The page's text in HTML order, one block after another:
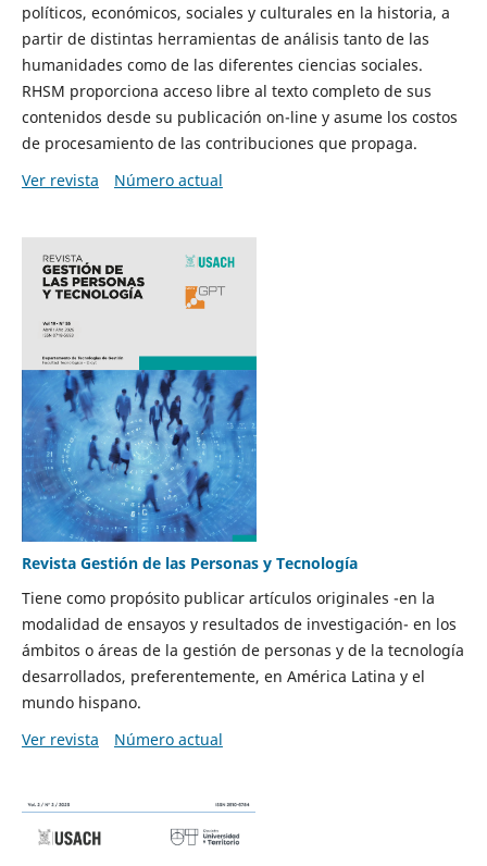
políticos, económicos, sociales y culturales en la historia, a
partir de distintas herramientas de análisis tanto de las
humanidades como de las diferentes ciencias sociales.
RHSM proporciona acceso libre al texto completo de sus
contenidos desde su publicación on-line y asume los costos
de procesamiento de las contribuciones que propaga.
Ver revista
Número actual
Revista Gestión de las Personas y Tecnología
Tiene como propósito publicar artículos originales -en la
modalidad de ensayos y resultados de investigación- en los
ámbitos o áreas de la gestión de personas y de la tecnología
desarrollados, preferentemente, en América Latina y el
mundo hispano.
Ver revista
Número actual